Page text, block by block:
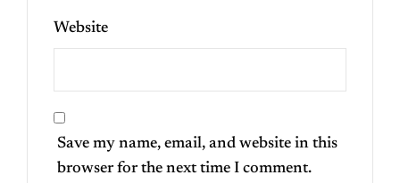
Website
Save my name, email, and website in this
browser for the next time I comment.